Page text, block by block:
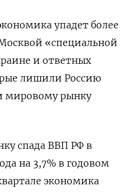
упадет более
«специальной
и ответных
лишили Россию
мировому рынку
спада ВВП РФ в
на 3,7% в годовом
экономика